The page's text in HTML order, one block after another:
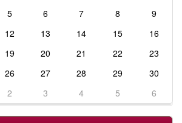
5 6 7 8
9
12 13 14 15
16
19 20 21 22
23
26 27 28 29
30
2 3 4 5 6